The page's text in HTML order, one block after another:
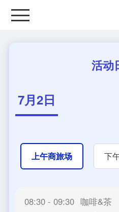
活动
7月2日
上午商旅场 下
08:30 - 09:30 咖啡&茶